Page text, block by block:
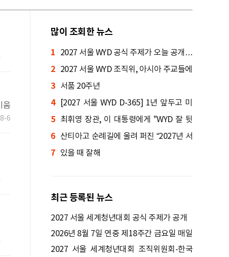
움
6
많이 조회한 뉴스
1
2027 서울 WYD 공식 주제가 오늘 공개…
한국인 곡 선정
2
2027 서울 WYD 조직위, 아시아 주교들에
게 준비 현황 소개
3 서품 20주년
4
[2027 서울 WYD D-365] 1년 앞두고 미
니 WYD 열린다
5
최휘영 장관, 이 대통령에게 "WYD 잘 뒷
받침하겠다"
6 산티아고 순례길에 울려 퍼진 “2027년 서
울에서 만나요!”
7 있을 때 잘해
최근 등록된 뉴스
2027 서울 세계청년대회 공식 주제가 공개
2026년 8월 7일 연중 제18주간 금요일 매일
미사ㅣ정연우 스테파노 신부 집전
2027 서울 세계청년대회 조직위원회-한국